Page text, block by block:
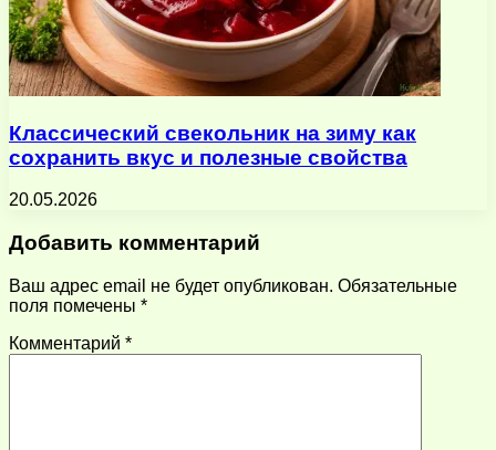
Классический свекольник на зиму как
сохранить вкус и полезные свойства
20.05.2026
Добавить комментарий
Ваш адрес email не будет опубликован. Обязательные
поля помечены *
Комментарий *